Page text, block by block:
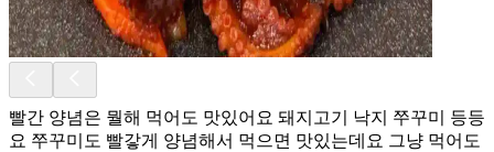
빨간 양념은 뭘해 먹어도 맛있어요 돼지고기 낙지 쭈꾸미 등등
요 쭈꾸미도 빨갛게 양념해서 먹으면 맛있는데요 그냥 먹어도